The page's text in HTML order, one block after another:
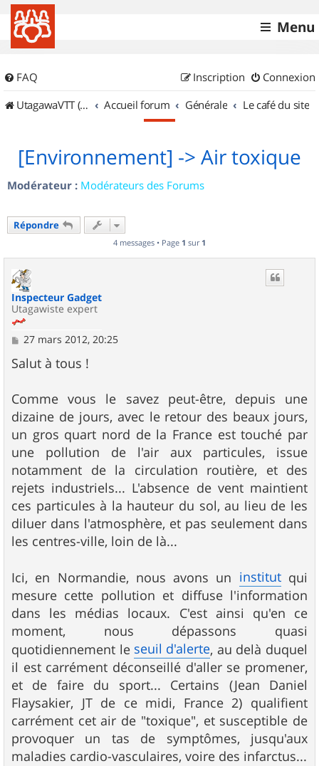
Menu
FAQ Connexion
Inscription
UtagawaVTT (Randos VTT et VTTAE avec traces GPS)
Accueil forum Générale Le café du site
[Environnement] -> Air toxique
Modérateur : Modérateurs des Forums
Répondre
4 messages • Page 1 sur 1
Inspecteur Gadget
Utagawiste expert
M
s
s
g
e
27 mars 2012, 20:25
Salut à tous !
Comme vous le savez peut-être, depuis une
dizaine de jours, avec le retour des beaux jours,
un gros quart nord de la France est touché par
une pollution de l'air aux particules, issue
notamment de la circulation routière, et des
rejets industriels... L'absence de vent maintient
ces particules à la hauteur du sol, au lieu de les
diluer dans l'atmosphère, et pas seulement dans
les centres-ville, loin de là...
Ici, en Normandie, nous avons un institutqui
mesure cette pollution et diffuse l'information
dans les médias locaux. C'est ainsi qu'en ce
moment, nous dépassons quasi
quotidiennement le seuil d'alerte, au delà duquel
il est carrément déconseillé d'aller se promener,
et de faire du sport... Certains (Jean Daniel
Flaysakier, JT de ce midi, France 2) qualifient
carrément cet air de "toxique", et susceptible de
provoquer un tas de symptômes, jusqu'aux
maladies cardio-vasculaires, voire des infarctus...